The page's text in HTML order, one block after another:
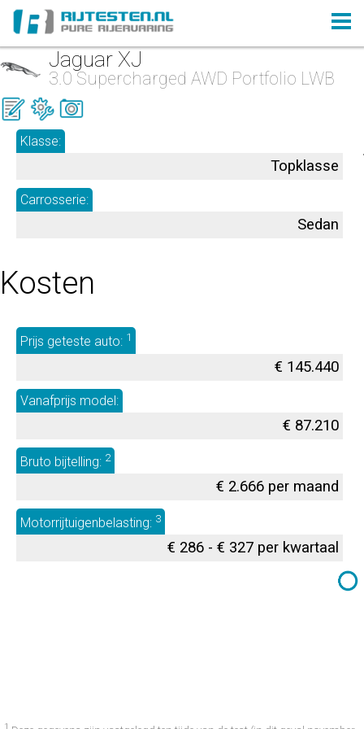
Jaguar XJ
3.0 Supercharged AWD Portfolio LWB
Klasse:
Topklasse
Carrosserie:
Sedan
Kosten
Prijs geteste auto: 1
€ 145.440
Vanafprijs model:
€ 87.210
Bruto bijtelling: 2
€ 2.666 per maand
Motorrijtuigenbelasting: 3
€ 286 - € 327 per kwartaal
1